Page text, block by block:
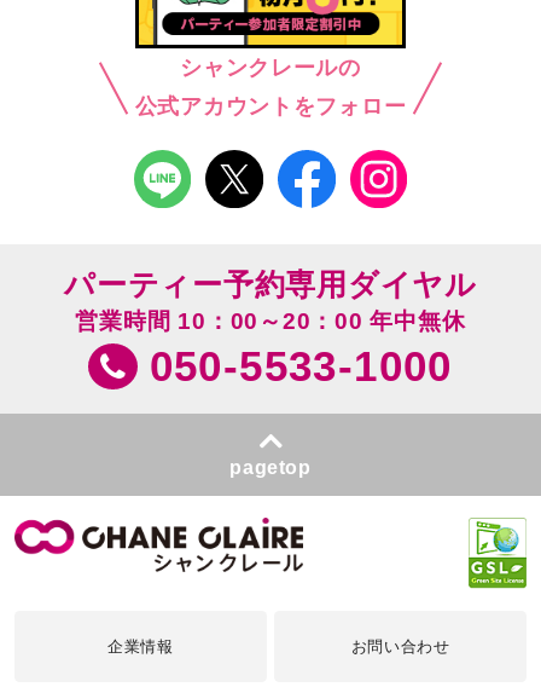
シャンクレールの
公式アカウントをフォロー
パーティー予約専用ダイヤル
営業時間 10：00～20：00 年中無休
050-5533-1000
pagetop
企業情報 お問い合わせ